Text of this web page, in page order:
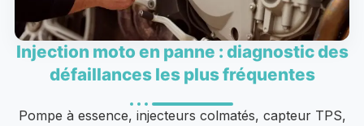
Injection moto en panne : diagnostic des
défaillances les plus fréquentes
Pompe à essence, injecteurs colmatés, capteur TPS,